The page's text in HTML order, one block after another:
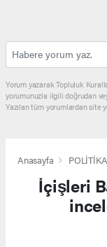
Yorum yazarak Topluluk
yorumunuzla ilgili doğrudan
Yazılan tüm yorumlardan
Anasayfa POLİTİKA
İçişleri